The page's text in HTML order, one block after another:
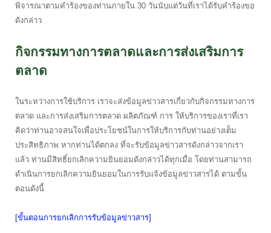
พิจารณาตามคำร้องของท่านภายใน 30 วันนับแต่วันที่เราได้รับคำร้องขอ
ดังกล่าว
กิจกรรมทางการตลาดและการส่งเสริมการ
ตลาด
ในระหว่างการใช้บริการ เราจะส่งข้อมูลข่าวสารเกี่ยวกับกิจกรรมทางการ
ตลาด และการส่งเสริมการตลาด ผลิตภัณฑ์ การ ให้บริการของเราที่เรา
คิดว่าท่านอาจสนใจเพื่อประโยชน์ในการให้บริการกับท่านอย่างเต็ม
ประสิทธิภาพ หากท่านได้ตกลง ที่จะรับข้อมูลข่าวสารดังกล่าวจากเรา
แล้ว ท่านมีสิทธิ์ยกเลิกความยินยอมดังกล่าวได้ทุกเมื่อ โดยท่านสามารถ
ดำเนินการยกเลิกความยินยอมในการรับแจ้งข้อมูลข่าวสารได้ ตามขั้น
ตอนดังนี้
[ขั้นตอนการยกเลิกการรับข้อมูลข่าวสาร]